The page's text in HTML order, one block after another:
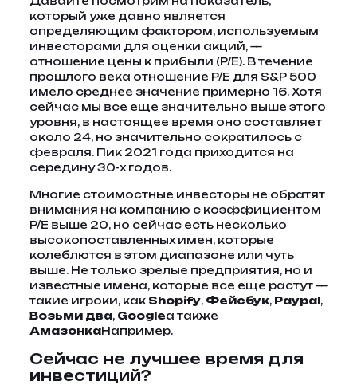
который уже давно является
определяющим фактором, используемым
инвесторами для оценки акций, —
отношение цены к прибыли (P/E). В течение
прошлого века отношение P/E для S&P 500
имело среднее значение примерно 16. Хотя
сейчас мы все еще значительно выше этого
уровня, в настоящее время оно составляет
около 24, но значительно сократилось с
февраля. Пик 2021 года приходится на
середину 30-х годов.
Многие стоимостные инвесторы не обратят
внимания на компанию с коэффициентом
P/E выше 20, но сейчас есть несколько
высокопоставленных имен, которые
колеблются в этом диапазоне или чуть
выше. Не только зрелые предприятия, но и
известные имена, которые все еще растут —
такие игроки, как Shopify, Фейсбук, Paypal,
Возьми два, Googleа также
АмазонкаНапример.
Сейчас не лучшее время для
инвестиций?